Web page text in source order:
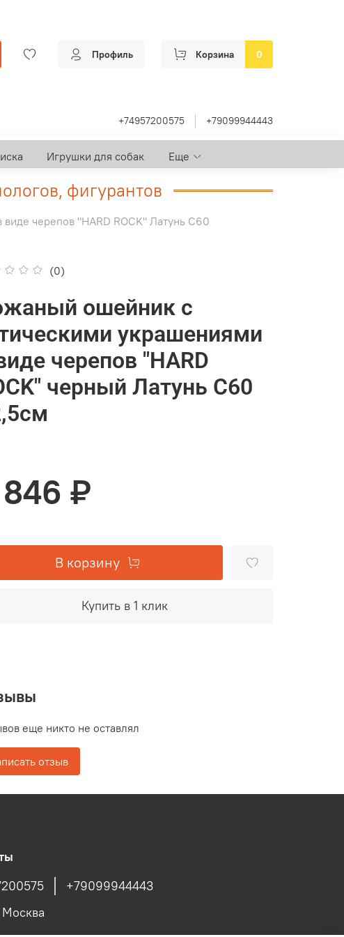
Профиль Корзина 0
+74957200575 +79099944443
Игрушки для собак Еще
фигурантов
черепов "HARD ROCK" Латунь С60
(0)
ошейник с
украшениями
черепов "HARD
черный Латунь С60
₽
В корзину
Купить в 1 клик
еще никто не оставлял
отзыв
+79099944443